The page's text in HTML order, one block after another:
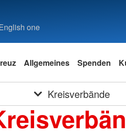
one
Allgemeines Spenden
Kreisverbände